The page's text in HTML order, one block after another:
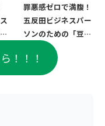
最強のダイエット朝
食
罪悪感ゼロで満腹！
五反田ビジネスパー
ソンのための「豆
腐・大豆製品」最強
活用術
！！！